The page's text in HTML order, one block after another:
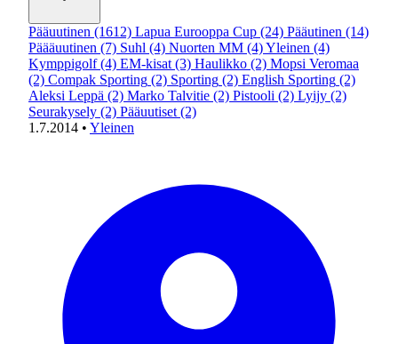
Pääuutinen (1612) Lapua Eurooppa Cup (24) Pääutinen (14)
Päääuutinen (7) Suhl (4) Nuorten MM (4)Yleinen (4)
Kymppigolf (4) EM-kisat (3) Haulikko (2) Mopsi Veromaa
(2) Compak Sporting (2) Sporting (2) English Sporting (2)
Aleksi Leppä (2) Marko Talvitie (2) Pistooli (2) Lyijy (2)
Seurakysely (2) Pääuutiset (2)
1.7.2014 • Yleinen